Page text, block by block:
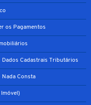
os Pagamentos
Cadastrais Tributários
Consta
Imóvel)